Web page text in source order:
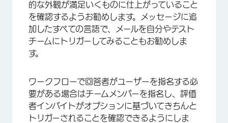
的な外観が満足いくものに仕上がっていること
を確認するようお勧めします。メッセージに追
加したすべての言語で、メールを自分やテスト
チームにトリガーしてみることもお勧めしま
す。
ワークフローで回答者がユーザーを指名する必
要がある場合はチームメンバーを指名し、評価
者インバイトがオプションに基づいてきちんと
トリガーされることを確認できるようにしま